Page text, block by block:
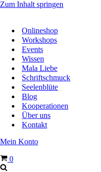
Zum Inhalt springen
Onlineshop
Workshops
Events
Wissen
Mala Liebe
Schriftschmuck
Seelenblüte
Blog
Kooperationen
Über uns
Kontakt
Mein Konto
Warenkorb
0